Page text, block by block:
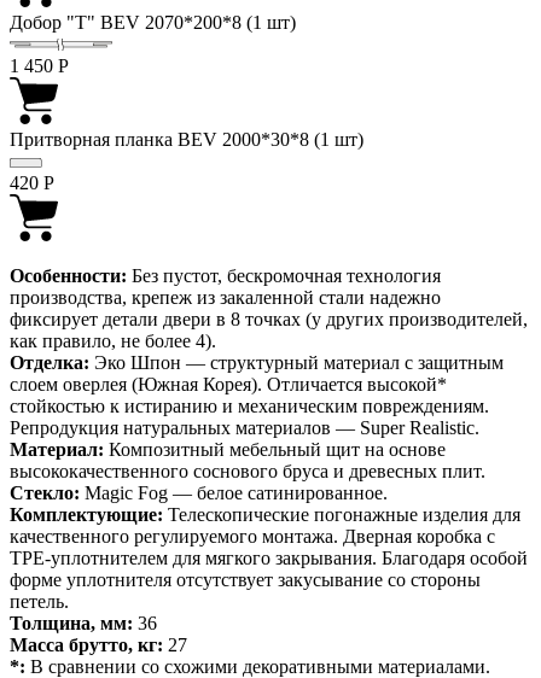
Добор "Т" BEV 2070*200*8 (1 шт)
1 450 Р
Притворная планка BEV 2000*30*8 (1 шт)
420 Р
Особенности: Без пустот, бескромочная технология
производства, крепеж из закаленной стали надежно
фиксирует детали двери в 8 точках (у других производителей,
как правило, не более 4).
Отделка: Эко Шпон — структурный материал с защитным
слоем оверлея (Южная Корея). Отличается высокой*
стойкостью к истиранию и механическим повреждениям.
Репродукция натуральных материалов — Super Realistic.
Материал: Композитный мебельный щит на основе
высококачественного соснового бруса и древесных плит.
Стекло: Magic Fog — белое сатинированное.
Комплектующие: Телескопические погонажные изделия для
качественного регулируемого монтажа. Дверная коробка с
TPE-уплотнителем для мягкого закрывания. Благодаря особой
форме уплотнителя отсутствует закусывание со стороны
петель.
Толщина, мм: 36
Масса брутто, кг: 27
*: В сравнении со схожими декоративными материалами.